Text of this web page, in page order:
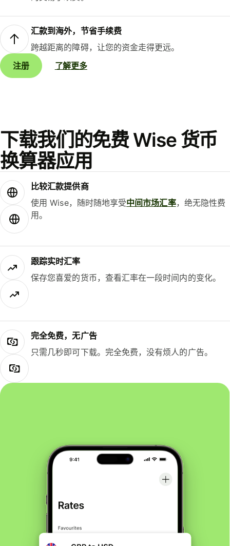
汇款到海外，节省手续费
跨越距离的障碍，让您的资金走得更远。
注册
了解更多
下载我们的免费 Wise 货币
换算器应用
比较汇款提供商
使用 Wise，随时随地享受中间市场汇率，绝无隐性费
用。
跟踪实时汇率
保存您喜爱的货币，查看汇率在一段时间内的变化。
完全免费，无广告
只需几秒即可下载。完全免费，没有烦人的广告。